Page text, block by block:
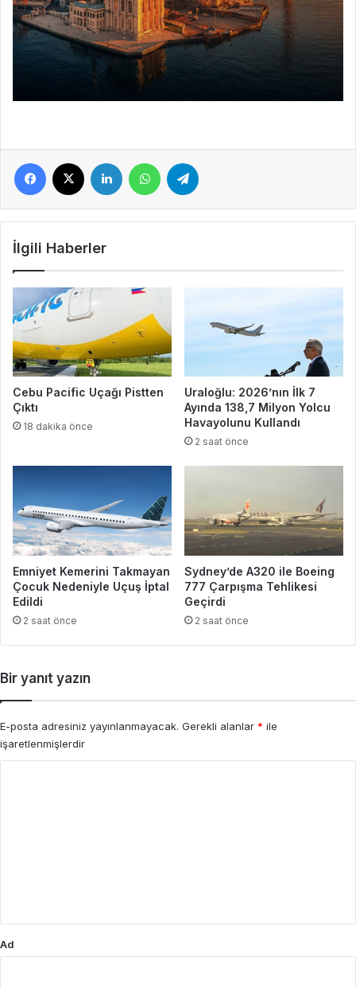
Facebook LinkedIn WhatsApp
İlgili Haberler
Cebu Pacific Uçağı Pistten
Çıktı
18 dakika önce
Uraloğlu: 2026’nın İlk 7
Ayında 138,7 Milyon Yolcu
Havayolunu Kullandı
2 saat önce
Emniyet Kemerini Takmayan
Çocuk Nedeniyle Uçuş İptal
Edildi
2 saat önce
Sydney’de A320 ile Boeing
777 Çarpışma Tehlikesi
Geçirdi
2 saat önce
Bir yanıt yazın
E-posta adresiniz yayınlanmayacak. Gerekli alanlar * ile
işaretlenmişlerdir
Ad